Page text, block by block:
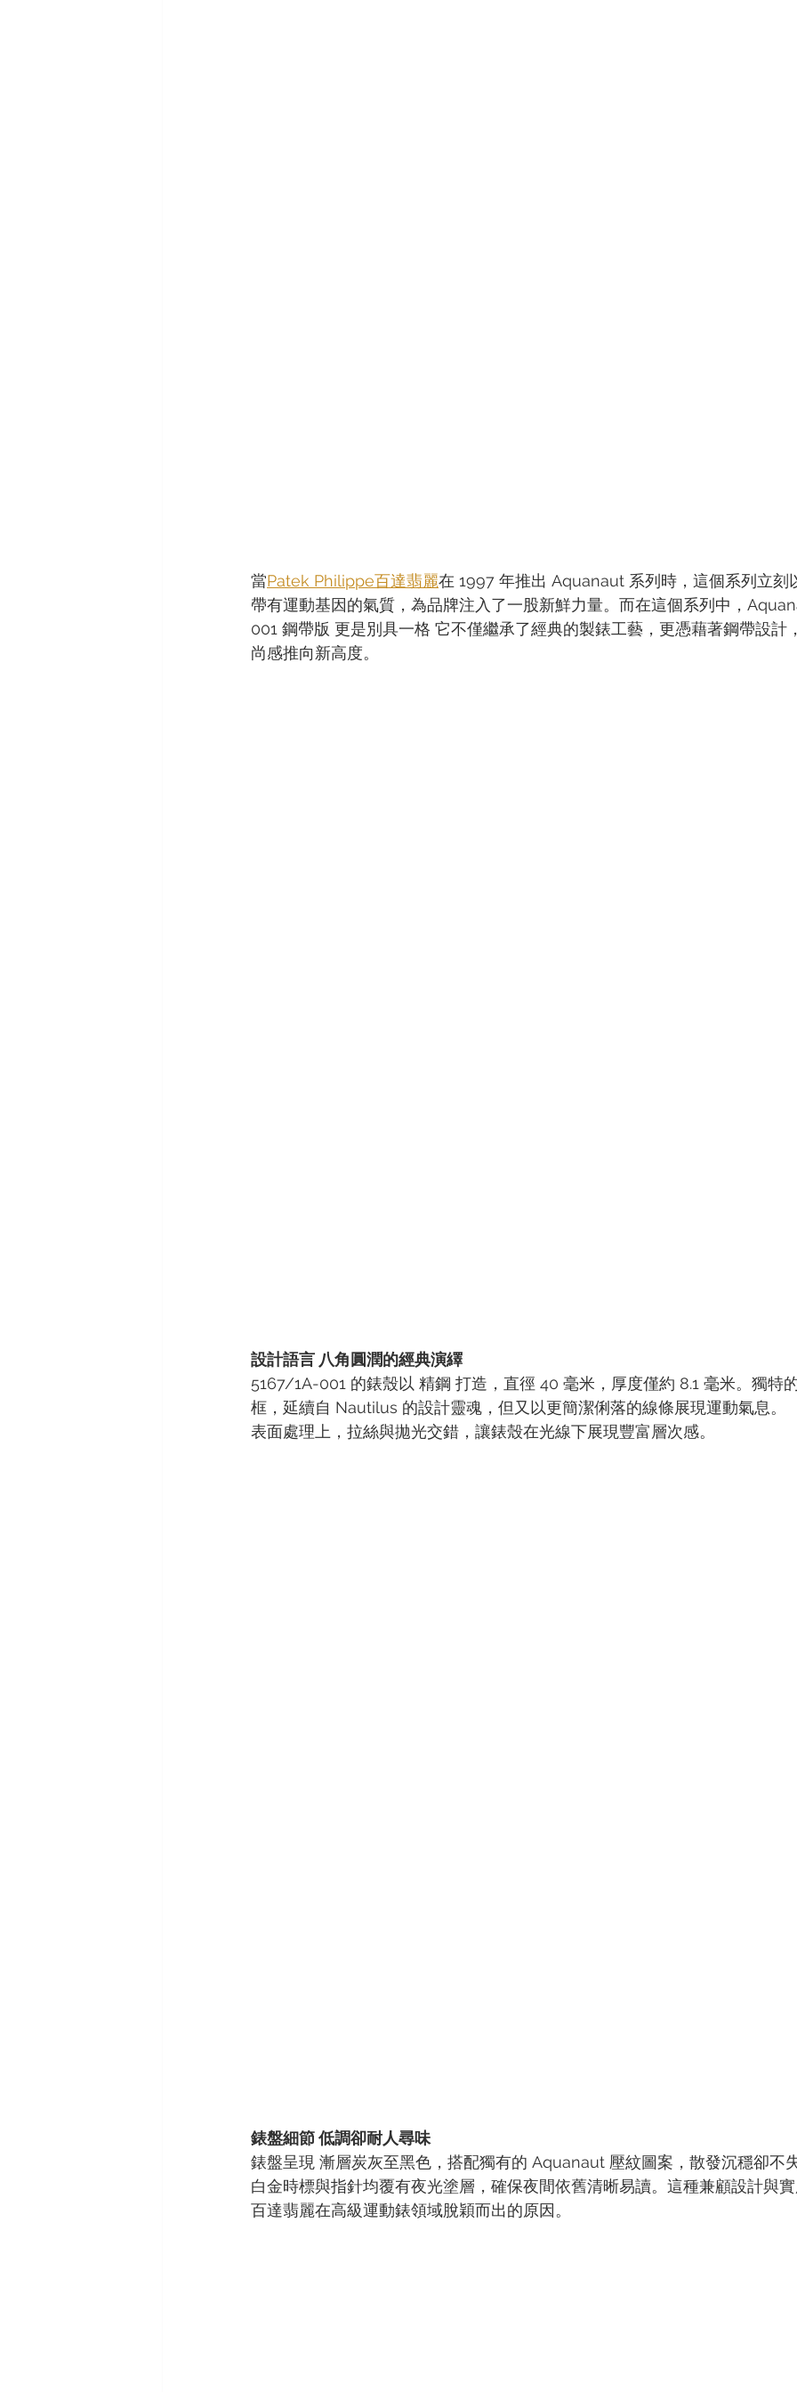
當Patek Philippe百達翡麗在 1997 年推出 Aquanaut 系列時，這個系列立刻
帶有運動基因的氣質，為品牌注入了一股新鮮力量。而在這個系列中，
001 鋼帶版 更是別具一格 它不僅繼承了經典的製錶工藝，更憑藉著鋼帶設計
尚感推向新高度。
設計語言 八角圓潤的經典演繹
5167/1A-001 的錶殼以 精鋼 打造，直徑 40 毫米，厚度僅約 8.1 毫米。獨特
框，延續自 Nautilus 的設計靈魂，但又以更簡潔俐落的線條展現運動氣息。
表面處理上，拉絲與拋光交錯，讓錶殼在光線下展現豐富層次感。
錶盤細節 低調卻耐人尋味
錶盤呈現 漸層炭灰至黑色，搭配獨有的 Aquanaut 壓紋圖案，散發沉穩卻不
白金時標與指針均覆有夜光塗層，確保夜間依舊清晰易讀。這種兼顧設計與
百達翡麗在高級運動錶領域脫穎而出的原因。